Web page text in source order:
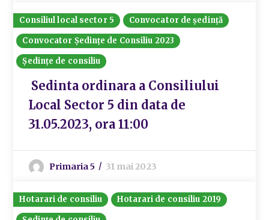
Consiliul local sector 5
Convocator de ședință
Convocator Ședințe de Consiliu 2023
Ședințe de consiliu
Sedinta ordinara a Consiliului
Local Sector 5 din data de
31.05.2023, ora 11:00
Primaria 5 31 mai 2023
Hotarari de consiliu
Hotarari de consiliu 2019